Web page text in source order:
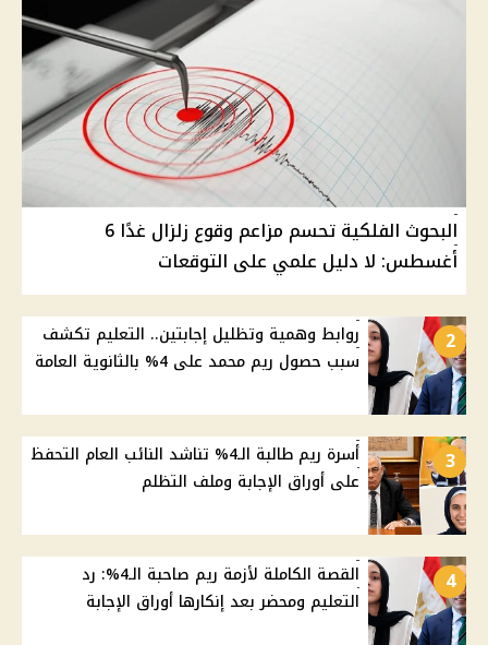
البحوث الفلكية تحسم مزاعم وقوع زلزال غدًا 6
أغسطس: لا دليل علمي على التوقعات
2
روابط وهمية وتظليل إجابتين.. التعليم تكشف
سبب حصول ريم محمد على 4% بالثانوية العامة
3
أسرة ريم طالبة الـ4% تناشد النائب العام التحفظ
على أوراق الإجابة وملف التظلم
4
القصة الكاملة لأزمة ريم صاحبة الـ4%: رد
التعليم ومحضر بعد إنكارها أوراق الإجابة